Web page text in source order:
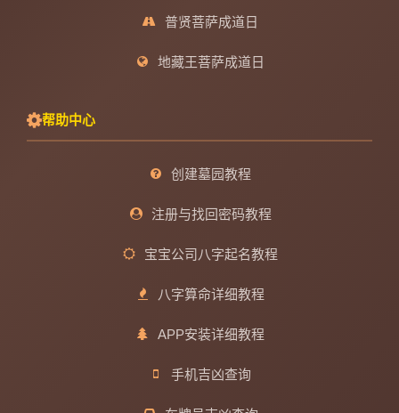
普贤菩萨成道日
地藏王菩萨成道日
帮助中心
创建墓园教程
注册与找回密码教程
宝宝公司八字起名教程
八字算命详细教程
APP安装详细教程
手机吉凶查询